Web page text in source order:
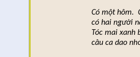
Có một hôm.
có hai người
Tóc mai xanh
câu ca dao